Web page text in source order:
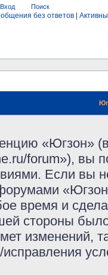
Вход Поиск
без ответов
«Югзон»
forum»), вы
Если вы
время и
стороны
изменений,